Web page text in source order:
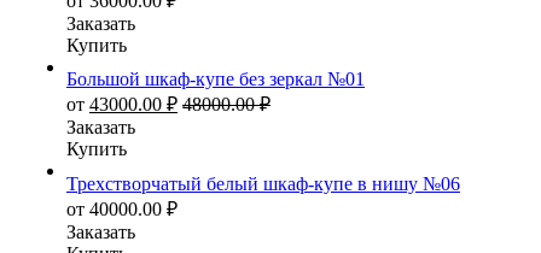
Заказать
Купить
Большой шкаф-купе без зеркал №01
от 43000.00 ₽ 48000.00₽
Заказать
Купить
Трехстворчатый белый шкаф-купе в нишу №06
от 40000.00 ₽
Заказать